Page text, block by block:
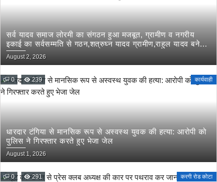
सर्व यादव समाज लोरमी का संगठन हुआ मजबूत, ग्रामीण व नगरीय
इकाई का सर्वसम्मति से गठन,शत्रुघ्न यादव ग्रामीण,राहुल यादव बने
लोरमी शहरी अध्यक्ष
August 2, 2026
0 239 कार्यवाही
धारदार टंगिया से मानसिक रूप से अस्वस्थ युवक की हत्या: आरोपी को
पुलिस ने गिरफ्तार करते हुए भेजा जेल
August 1, 2026
0 291 करगी रोड कोटा